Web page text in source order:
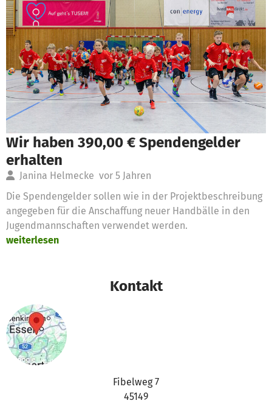
Wir haben 390,00 € Spendengelder
erhalten
Janina Helmecke vor 5 Jahren
Die Spendengelder sollen wie in der Projektbeschreibung
angegeben für die Anschaffung neuer Handbälle in den
Jugendmannschaften verwendet werden.
weiterlesen
Kontakt
Fibelweg 7
45149